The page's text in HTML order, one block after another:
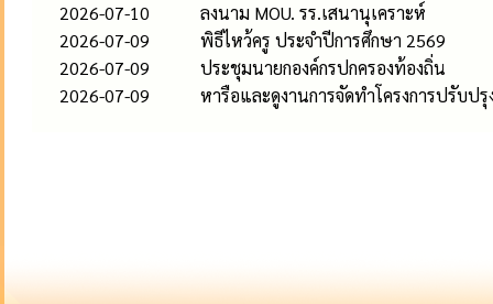
2026-07-10
ลงนาม MOU. รร.เสนานุเคราะห์
2026-07-09
พิธีไหว้ครู ประจำปีการศึกษา 2569
2026-07-09
ประชุมนายกองค์กรปกครองท้องถิ่น
2026-07-09
หารือและดูงานการจัดทำโครงการปรับป